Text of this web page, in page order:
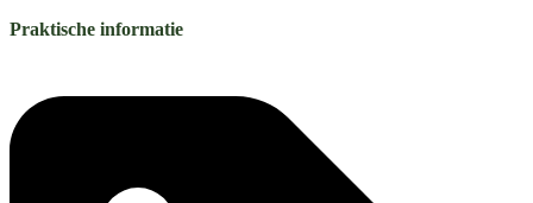
Praktische informatie